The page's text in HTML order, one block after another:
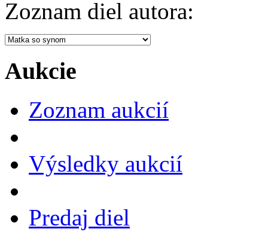
Zoznam diel autora:
Aukcie
Zoznam aukcií
Výsledky aukcií
Predaj diel